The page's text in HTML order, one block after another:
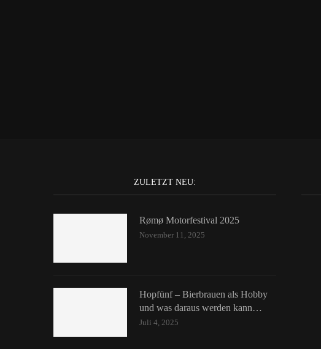
ZULETZT NEU:
Rømø Motorfestival 2025
November 11, 2025
Hopfünf – Bierbrauen als Hobby
und was daraus werden kann…
Juli 4, 2025